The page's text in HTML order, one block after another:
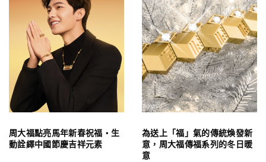
周大福點亮馬年新春祝福・生
動詮繹中國節慶吉祥元素
為送上「福」氣的傳統煥發新
意，周大福傳福系列的冬日暖
意